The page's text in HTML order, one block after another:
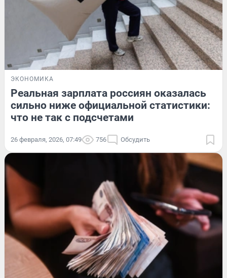
ЭКОНОМИКА
Реальная зарплата россиян оказалась
сильно ниже официальной статистики:
что не так с подсчетами
26 февраля, 2026, 07:49 756 Обсудить